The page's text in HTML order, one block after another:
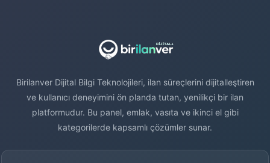
Birilanver Dijital Bilgi Teknolojileri, ilan süreçlerini dijitalleştiren
ve kullanıcı deneyimini ön planda tutan, yenilikçi bir ilan
platformudur. Bu panel, emlak, vasıta ve ikinci el gibi
kategorilerde kapsamlı çözümler sunar.